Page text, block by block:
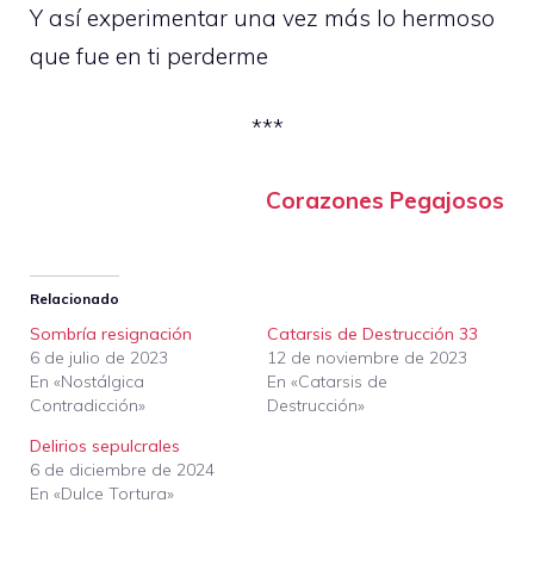
Y así experimentar una vez más lo hermoso
que fue en ti perderme
***
Corazones Pegajosos
Relacionado
Sombría resignación
6 de julio de 2023
En «Nostálgica
Contradicción»
Catarsis de Destrucción 33
12 de noviembre de 2023
En «Catarsis de
Destrucción»
Delirios sepulcrales
6 de diciembre de 2024
En «Dulce Tortura»